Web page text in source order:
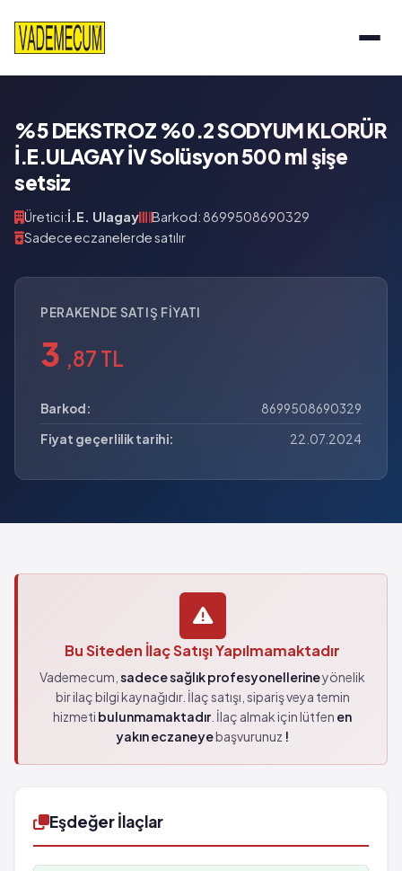
%5 DEKSTROZ %0.2 SODYUM KLORÜR
İ.E.ULAGAY İV Solüsyon 500 ml şişe
setsiz
Üretici:İ.E. Ulagay
Barkod: 8699508690329
Sadece eczanelerde satılır
PERAKENDE SATIŞ FIYATI
3 ,87 TL
Barkod:
8699508690329
Fiyat geçerlilik tarihi:
22.07.2024
Bu Siteden İlaç Satışı Yapılmamaktadır
Vademecum, sadece sağlık profesyonellerineyönelik
bir ilaç bilgi kaynağıdır. İlaç satışı, sipariş veya temin
hizmeti bulunmamaktadır. İlaç almak için lütfen en
yakın eczaneyebaşvurunuz !
Eşdeğer İlaçlar